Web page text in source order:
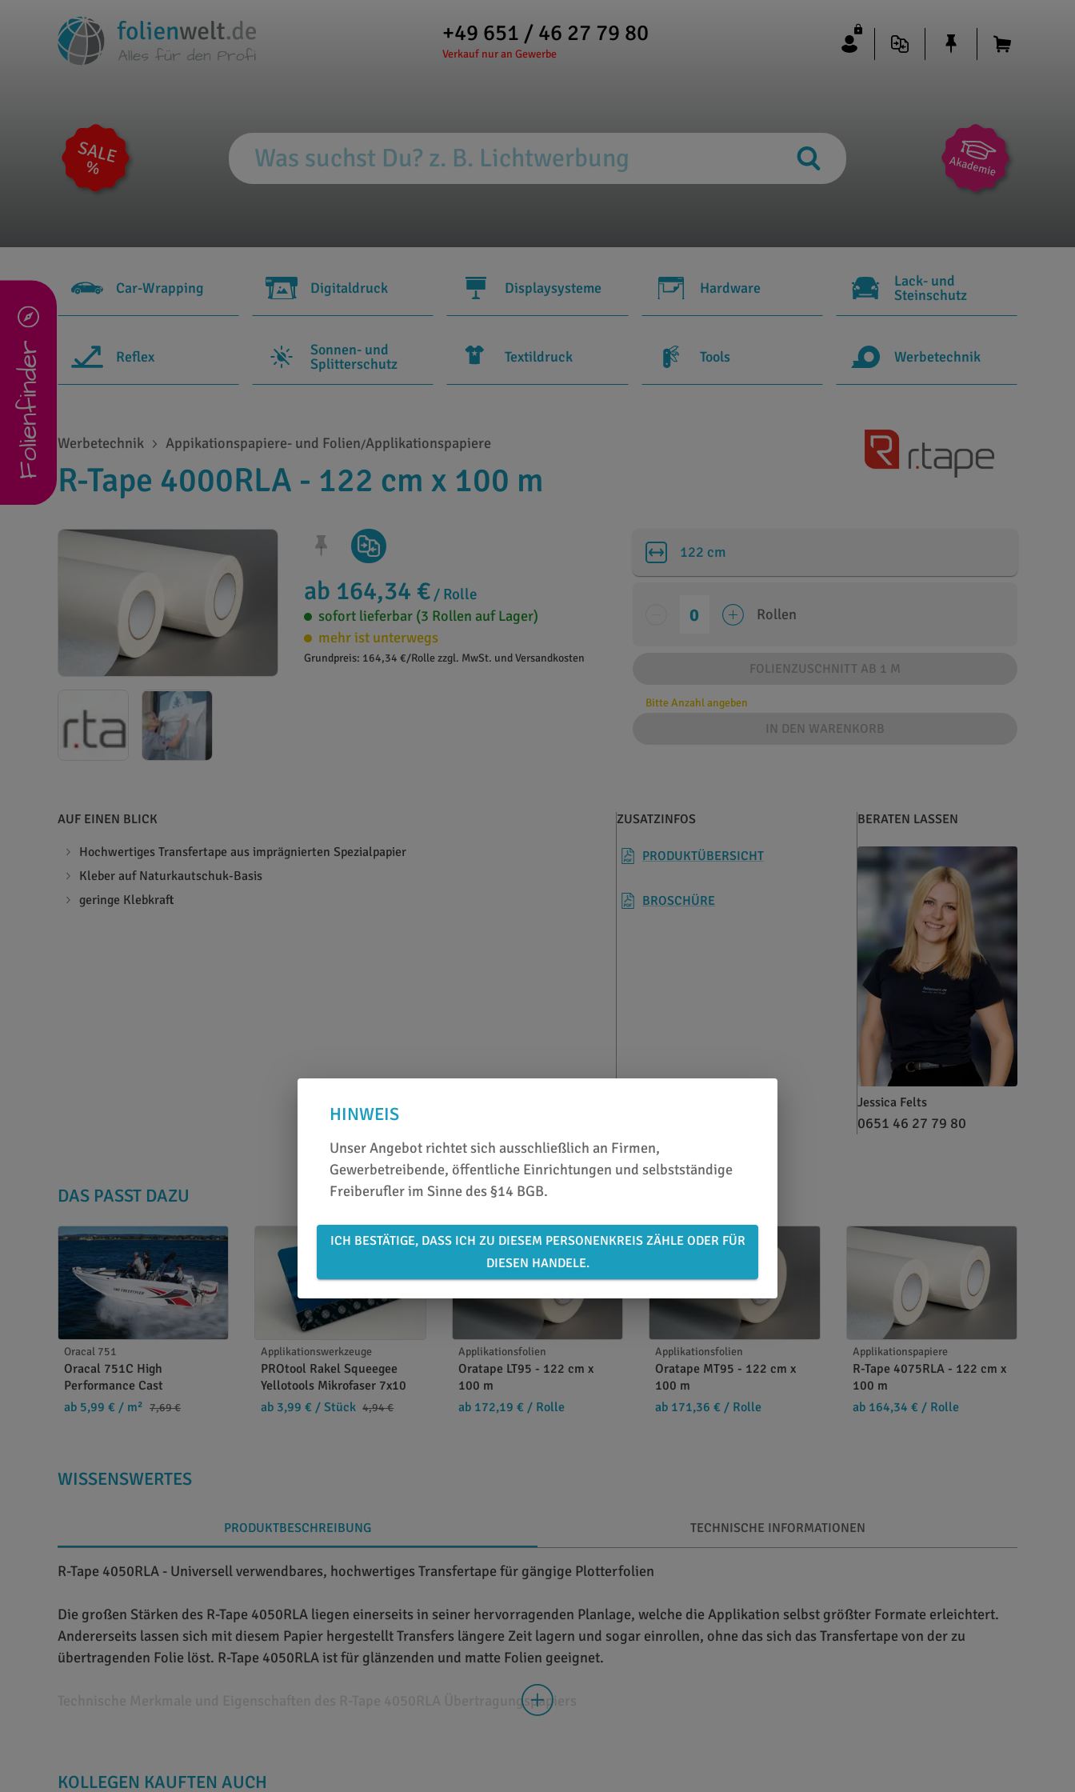
+49 651 / 46 27 79 80
Verkauf nur an Gewerbe
Car-Wrapping Digitaldruck Displaysysteme Hardware
Lack- und
Steinschutz
Reflex
Sonnen- und
Splitterschutz
Textildruck Tools Werbetechnik
Folienfinder Werbetechnik Appikationspapiere- und Folien/Applikationspapiere
R-Tape 4000RLA - 122 cm x 100 m
ab 164,34 € / Rolle
sofort lieferbar (3 Rollen auf Lager)
mehr ist unterwegs
Grundpreis: 164,34 €/Rolle zzgl. MwSt. und Versandkosten
122 cm
Rollen
FOLIENZUSCHNITT AB 1 M
Bitte Anzahl angeben
IN DEN WARENKORB
AUF EINEN BLICK
Hochwertiges Transfertape aus imprägnierten Spezialpapier
Kleber auf Naturkautschuk-Basis
geringe Klebkraft
ZUSATZINFOS
PRODUKTÜBERSICHT
BROSCHÜRE
BERATEN LASSEN
Jessica Felts
0651 46 27 79 80
DAS PASST DAZU
Oracal 751
Oracal 751C High
Performance Cast
ab 5,99 € / m² 7,69 €
Applikationswerkzeuge
PROtool Rakel Squeegee
Yellotools Mikrofaser 7x10
ab 3,99 € / Stück 4,94 €
Applikationsfolien
Oratape LT95 - 122 cm x
100 m
ab 172,19 € / Rolle
Applikationsfolien
Oratape MT95 - 122 cm x
100 m
ab 171,36 € / Rolle
Applikationspapiere
R-Tape 4075RLA - 122 cm x
100 m
ab 164,34 € / Rolle
WISSENSWERTES
PRODUKTBESCHREIBUNG TECHNISCHE INFORMATIONEN
R-Tape 4050RLA - Universell verwendbares, hochwertiges Transfertape für gängige Plotterfolien
Die großen Stärken des R-Tape 4050RLA liegen einerseits in seiner hervorragenden Planlage, welche die Applikation selbst größter Formate erleichtert.
Andererseits lassen sich mit diesem Papier hergestellt Transfers längere Zeit lagern und sogar einrollen, ohne das sich das Transfertape von der zu
übertragenden Folie löst. R-Tape 4050RLA ist für glänzenden und matte Folien geeignet.
Technische Merkmale und Eigenschaften des R-Tape 4050RLA Übertragungspapiers
exzellente Planlage und geringe Längsdehnung des Papiers, denn hierdurch lässt sich sogar bei größten Formaten eine faltenfreie Applikation
KOLLEGEN KAUFTEN AUCH
HINWEIS
Unser Angebot richtet sich ausschließlich an Firmen,
Gewerbetreibende, öffentliche Einrichtungen und selbstständige
Freiberufler im Sinne des §14 BGB.
ICH BESTÄTIGE, DASS ICH ZU DIESEM PERSONENKREIS ZÄHLE ODER FÜR
DIESEN HANDELE.